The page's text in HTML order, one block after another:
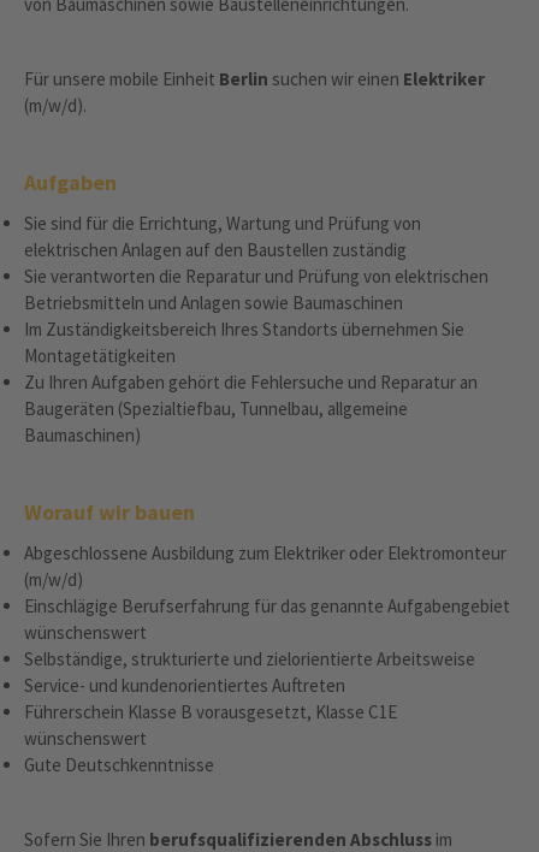
Für unsere mobile Einheit Berlin suchen wir einen Elektriker
(m/w/d).
Aufgaben
Sie sind für die Errichtung, Wartung und Prüfung von
elektrischen Anlagen auf den Baustellen zuständig
Sie verantworten die Reparatur und Prüfung von elektrischen
Betriebsmitteln und Anlagen sowie Baumaschinen
Im Zuständigkeitsbereich Ihres Standorts übernehmen Sie
Montagetätigkeiten
Zu Ihren Aufgaben gehört die Fehlersuche und Reparatur an
Baugeräten (Spezialtiefbau, Tunnelbau, allgemeine
Baumaschinen)
Worauf wir bauen
Abgeschlossene Ausbildung zum Elektriker oder Elektromonteur
(m/w/d)
Einschlägige Berufserfahrung für das genannte Aufgabengebiet
wünschenswert
Selbständige, strukturierte und zielorientierte Arbeitsweise
Service- und kundenorientiertes Auftreten
Führerschein Klasse B vorausgesetzt, Klasse C1E
wünschenswert
Gute Deutschkenntnisse
Sofern Sie Ihren berufsqualifizierenden Abschluss im